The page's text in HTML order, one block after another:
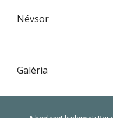
Névsor
Galéria